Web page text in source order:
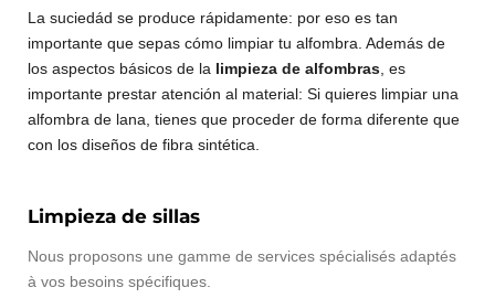
La suciedád se produce rápidamente: por eso es tan
importante que sepas cómo limpiar tu alfombra. Además de
los aspectos básicos de la limpieza de alfombras , es
importante prestar atención al material: Si quieres limpiar una
alfombra de lana, tienes que proceder de forma diferente que
con los diseños de fibra sintética.
Limpieza de sillas
Nous proposons une gamme de services spécialisés adaptés
à vos besoins spécifiques.